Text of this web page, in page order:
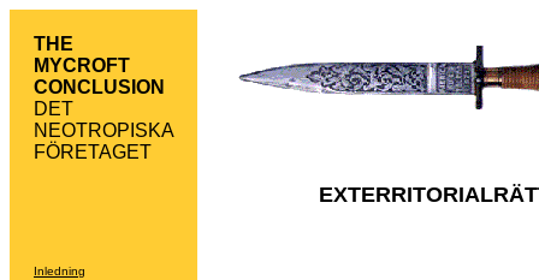
THE
MYCROFT
CONCLUSION
DET
NEOTROPISKA
FÖRETAGET
Inledning